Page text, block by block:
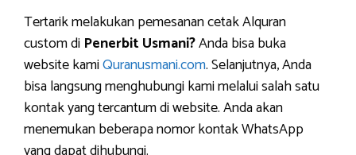
Tertarik melakukan pemesanan cetak Alquran
custom di Penerbit Usmani?Anda bisa buka
website kamiQuranusmani.com. Selanjutnya, Anda
bisa langsung menghubungi kami melalui salah satu
kontak yang tercantum di website. Anda akan
menemukan beberapa nomor kontak WhatsApp